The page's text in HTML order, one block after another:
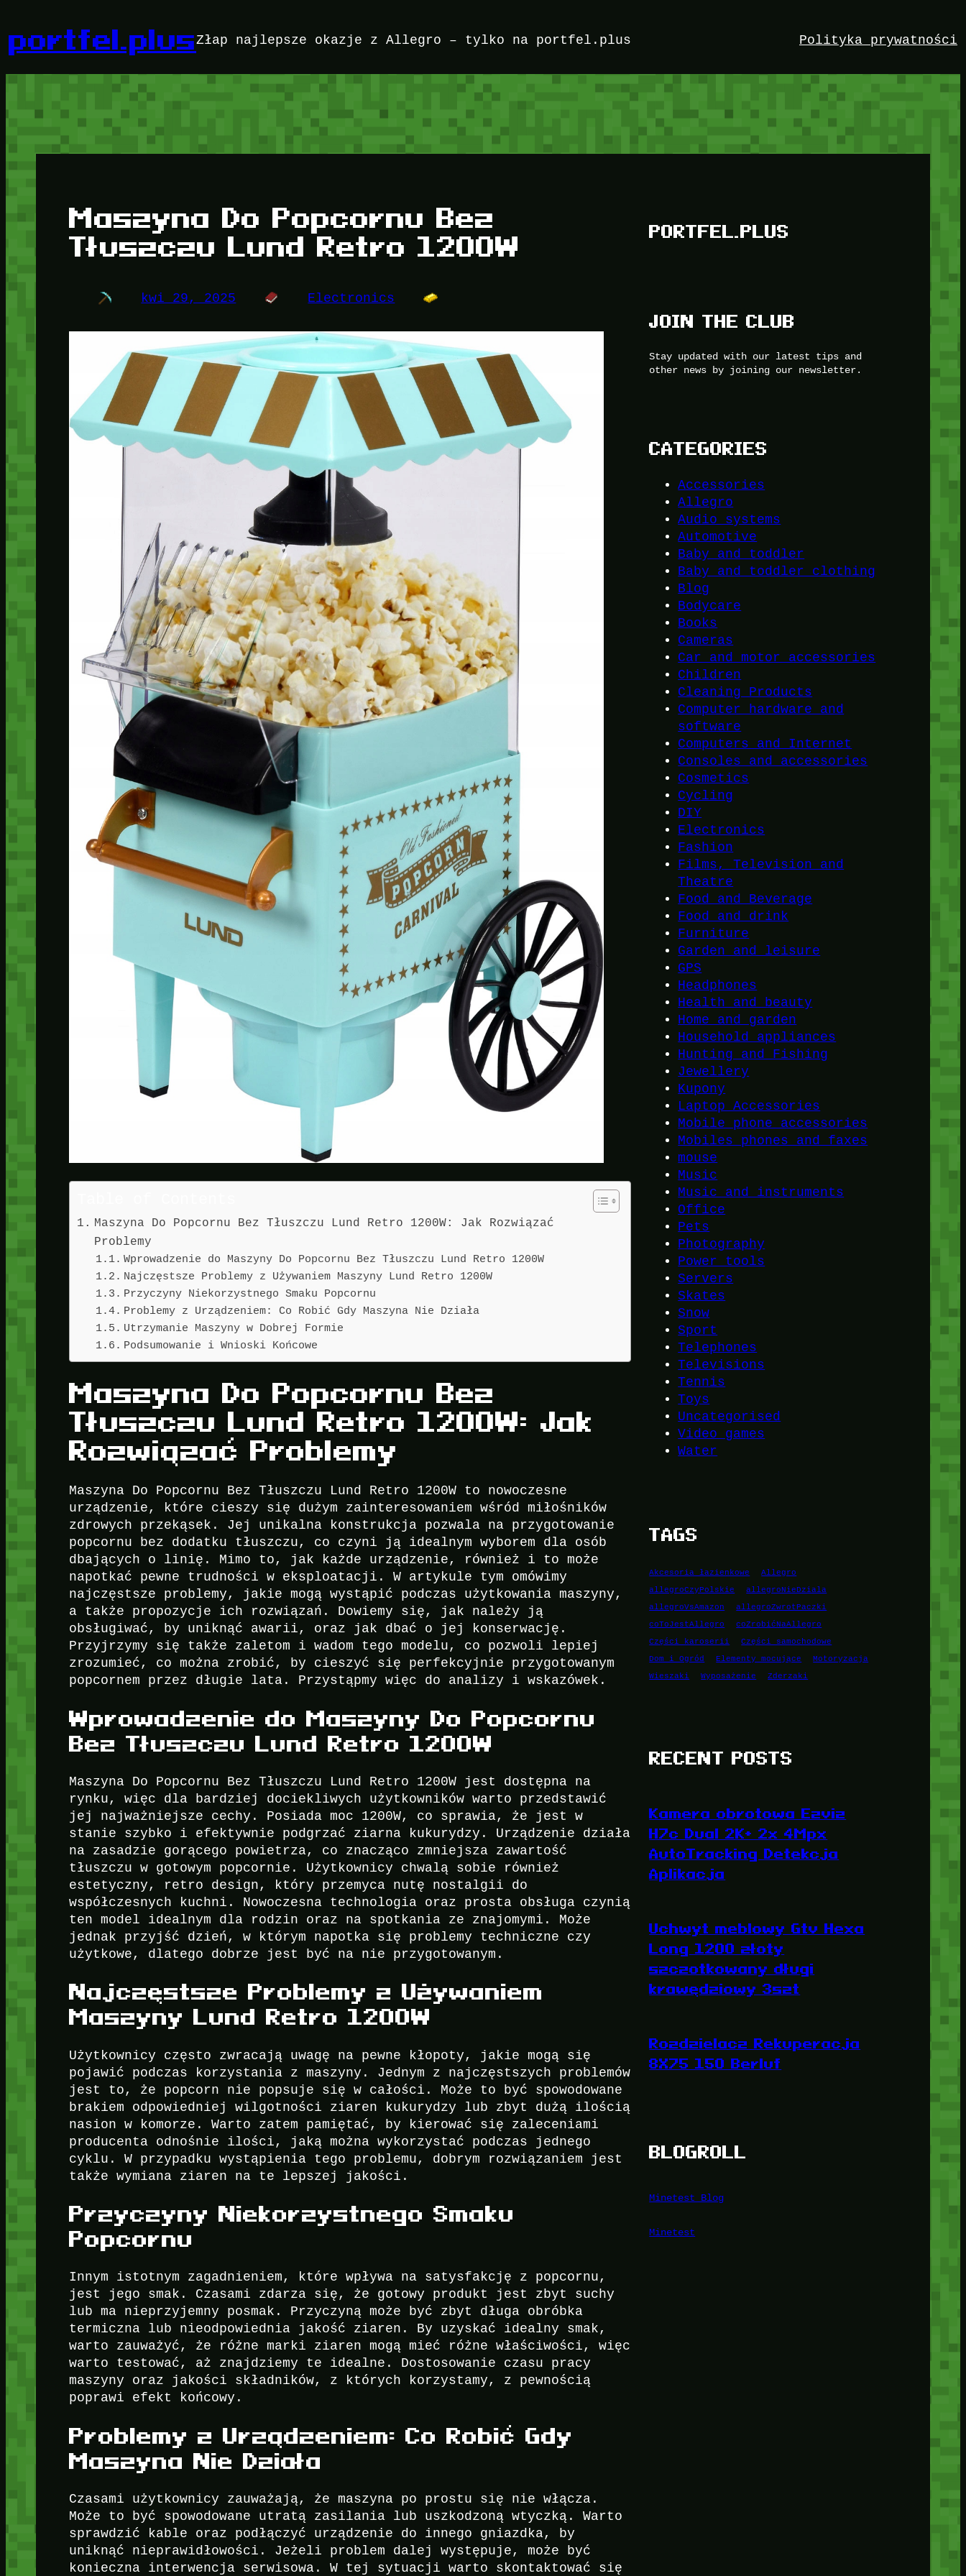
treści
portfel.plusZłap najlepsze okazje z Allegro – tylko na portfel.plus Polityka prywatności
Maszyna Do Popcornu Bez
Tłuszczu Lund Retro 1200W
kwi 29, 2025 Electronics
Maszyna Do Popcornu Bez Tłuszczu Lund Retro 1200W: Jak Rozwiązać
Problemy
Wprowadzenie do Maszyny Do Popcornu Bez Tłuszczu Lund Retro 1200W
Najczęstsze Problemy z Używaniem Maszyny Lund Retro 1200W
Przyczyny Niekorzystnego Smaku Popcornu
Problemy z Urządzeniem: Co Robić Gdy Maszyna Nie Działa
Utrzymanie Maszyny w Dobrej Formie
Podsumowanie i Wnioski Końcowe
Maszyna Do Popcornu Bez
Tłuszczu Lund Retro 1200W: Jak
Rozwiązać Problemy
Maszyna Do Popcornu Bez Tłuszczu Lund Retro 1200W to nowoczesne
urządzenie, które cieszy się dużym zainteresowaniem wśród miłośników
zdrowych przekąsek. Jej unikalna konstrukcja pozwala na przygotowanie
popcornu bez dodatku tłuszczu, co czyni ją idealnym wyborem dla osób
dbających o linię. Mimo to, jak każde urządzenie, również i to może
napotkać pewne trudności w eksploatacji. W artykule tym omówimy
najczęstsze problemy, jakie mogą wystąpić podczas użytkowania maszyny,
a także propozycje ich rozwiązań. Dowiemy się, jak należy ją
obsługiwać, by uniknąć awarii, oraz jak dbać o jej konserwację.
Przyjrzymy się także zaletom i wadom tego modelu, co pozwoli lepiej
zrozumieć, co można zrobić, by cieszyć się perfekcyjnie przygotowanym
popcornem przez długie lata. Przystąpmy więc do analizy i wskazówek.
Wprowadzenie do Maszyny Do Popcornu
Bez Tłuszczu Lund Retro 1200W
Maszyna Do Popcornu Bez Tłuszczu Lund Retro 1200W jest dostępna na
rynku, więc dla bardziej dociekliwych użytkowników warto przedstawić
jej najważniejsze cechy. Posiada moc 1200W, co sprawia, że jest w
stanie szybko i efektywnie podgrzać ziarna kukurydzy. Urządzenie działa
na zasadzie gorącego powietrza, co znacząco zmniejsza zawartość
tłuszczu w gotowym popcornie. Użytkownicy chwalą sobie również
estetyczny, retro design, który przemyca nutę nostalgii do
współczesnych kuchni. Nowoczesna technologia oraz prosta obsługa czynią
ten model idealnym dla rodzin oraz na spotkania ze znajomymi. Może
jednak przyjść dzień, w którym napotka się problemy techniczne czy
użytkowe, dlatego dobrze jest być na nie przygotowanym.
Najczęstsze Problemy z Używaniem
Maszyny Lund Retro 1200W
Użytkownicy często zwracają uwagę na pewne kłopoty, jakie mogą się
pojawić podczas korzystania z maszyny. Jednym z najczęstszych problemów
jest to, że popcorn nie popsuje się w całości. Może to być spowodowane
brakiem odpowiedniej wilgotności ziaren kukurydzy lub zbyt dużą ilością
nasion w komorze. Warto zatem pamiętać, by kierować się zaleceniami
producenta odnośnie ilości, jaką można wykorzystać podczas jednego
cyklu. W przypadku wystąpienia tego problemu, dobrym rozwiązaniem jest
także wymiana ziaren na te lepszej jakości.
Przyczyny Niekorzystnego Smaku
Popcornu
Innym istotnym zagadnieniem, które wpływa na satysfakcję z popcornu,
jest jego smak. Czasami zdarza się, że gotowy produkt jest zbyt suchy
lub ma nieprzyjemny posmak. Przyczyną może być zbyt długa obróbka
termiczna lub nieodpowiednia jakość ziaren. By uzyskać idealny smak,
warto zauważyć, że różne marki ziaren mogą mieć różne właściwości, więc
warto testować, aż znajdziemy te idealne. Dostosowanie czasu pracy
maszyny oraz jakości składników, z których korzystamy, z pewnością
poprawi efekt końcowy.
Problemy z Urządzeniem: Co Robić Gdy
Maszyna Nie Działa
Czasami użytkownicy zauważają, że maszyna po prostu się nie włącza.
Może to być spowodowane utratą zasilania lub uszkodzoną wtyczką. Warto
sprawdzić kable oraz podłączyć urządzenie do innego gniazdka, by
uniknąć nieprawidłowości. Jeżeli problem dalej występuje, może być
konieczna interwencja serwisowa. W tej sytuacji warto skontaktować się
PORTFEL.PLUS
JOIN THE CLUB
Stay updated with our latest tips and
other news by joining our newsletter.
CATEGORIES
Accessories
Allegro
Audio systems
Automotive
Baby and toddler
Baby and toddler clothing
Blog
Bodycare
Books
Cameras
Car and motor accessories
Children
Cleaning Products
Computer hardware and
software
Computers and Internet
Consoles and accessories
Cosmetics
Cycling
DIY
Electronics
Fashion
Films, Television and
Theatre
Food and Beverage
Food and drink
Furniture
Garden and leisure
GPS
Headphones
Health and beauty
Home and garden
Household appliances
Hunting and Fishing
Jewellery
Kupony
Laptop Accessories
Mobile phone accessories
Mobiles phones and faxes
mouse
Music
Music and instruments
Office
Pets
Photography
Power tools
Servers
Skates
Snow
Sport
Telephones
Televisions
Tennis
Toys
Uncategorised
Video games
Water
TAGS
Akcesoria łazienkowe
Allegro
allegroCzyPolskie
allegroNieDziala
allegroVsAmazon
allegroZwrotPaczki
coToJestAllegro
coZrobićNaAllegro
Części karoserii
Części samochodowe
Dom i Ogród
Elementy mocujące
Motoryzacja
Wieszaki
Wyposażenie Zderzaki
RECENT POSTS
Kamera obrotowa Ezviz
H7c Dual 2K+ 2x 4Mpx
AutoTracking Detekcja
Aplikacja
Uchwyt meblowy Gtv Hexa
Long 1200 złoty
szczotkowany długi
krawędziowy 3szt
Rozdzielacz Rekuperacja
8X75 150 Berluf
BLOGROLL
Minetest Blog
Minetest